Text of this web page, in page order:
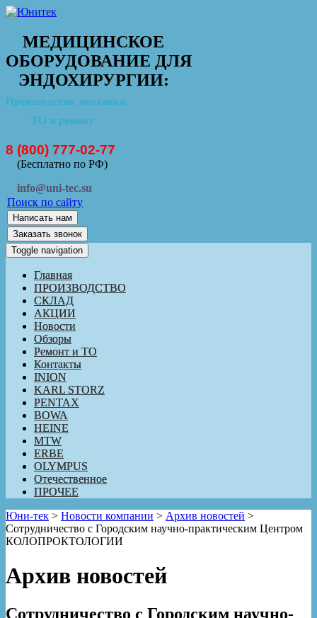
МЕДИЦИНСКОЕ
ОБОРУДОВАНИЕ ДЛЯ
ЭНДОХИРУРГИИ:
Производство, поставка,
ТО и ремонт
8 (800) 777-02-77
(Бесплатно по РФ)
info@uni-tec.su
Поиск по сайту
Написать нам
Заказать звонок
Toggle navigation
Главная
ПРОИЗВОДСТВО
СКЛАД
АКЦИИ
Новости
Обзоры
Ремонт и ТО
Контакты
INION
KARL STORZ
PENTAX
BOWA
HEINE
MTW
ERBE
OLYMPUS
Отечественное
ПРОЧЕЕ
Юни-тек > Новости компании > Архив новостей >
Сотрудничество с Городским научно-практическим Центром
КОЛОПРОКТОЛОГИИ
Архив новостей
Сотрудничество с Городским научно-